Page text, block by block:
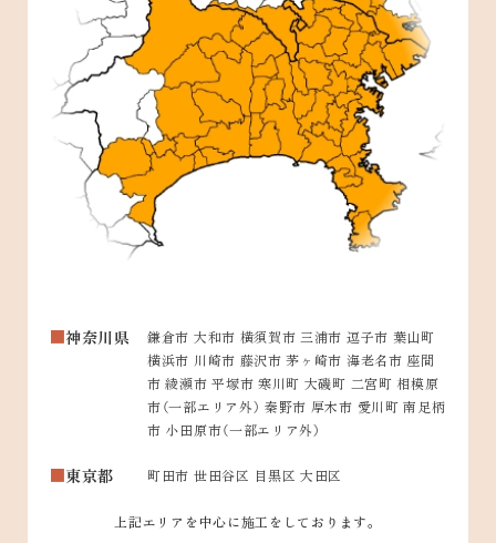
神奈川県
鎌倉市 大和市 横須賀市 三浦市 逗子市 葉山町
横浜市 川崎市 藤沢市 茅ヶ崎市 海老名市 座間
市 綾瀬市 平塚市 寒川町 大磯町 二宮町 相模原
市（一部エリア外） 秦野市 厚木市 愛川町 南足柄
市 小田原市（一部エリア外）
東京都 町田市 世田谷区 目黒区 大田区
上記エリアを中心に施工をしております。